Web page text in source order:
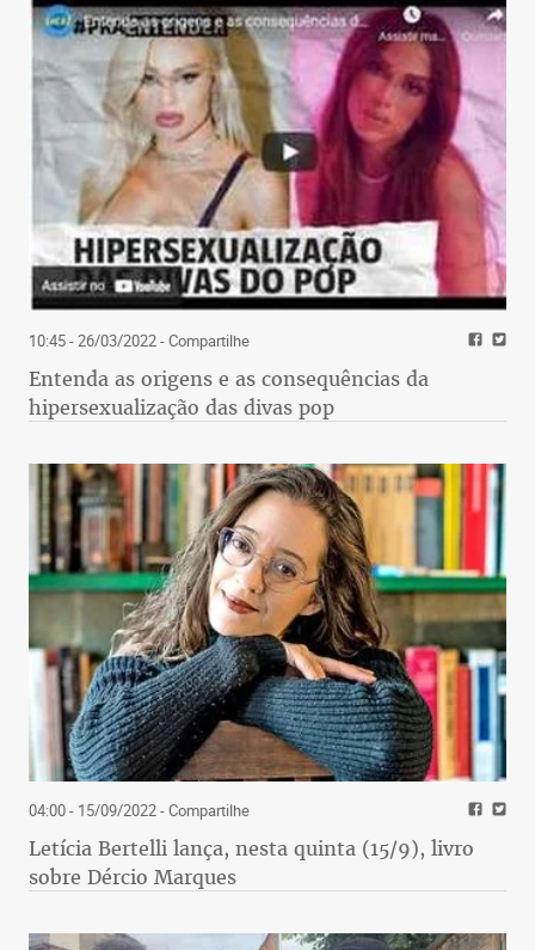
10:45 - 26/03/2022- Compartilhe
Entenda as origens e as consequências da
hipersexualização das divas pop
04:00 - 15/09/2022- Compartilhe
Letícia Bertelli lança, nesta quinta (15/9), livro
sobre Dércio Marques